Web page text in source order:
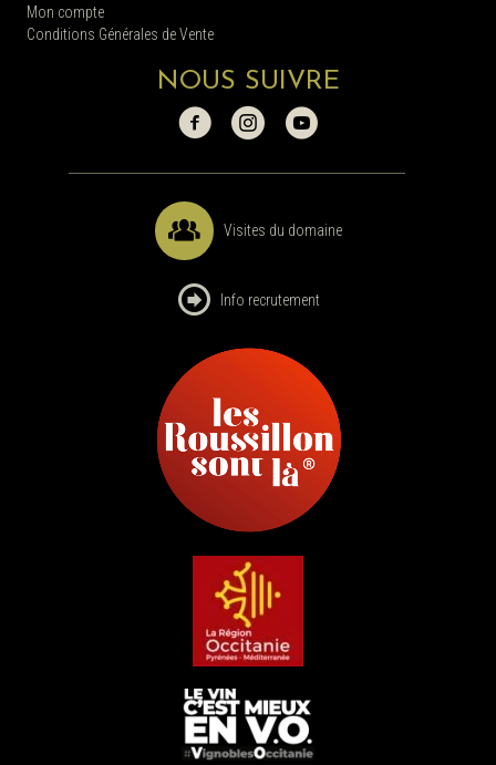
Mon compte
Conditions Générales de Vente
NOUS SUIVRE
Visites du domaine
Info recrutement